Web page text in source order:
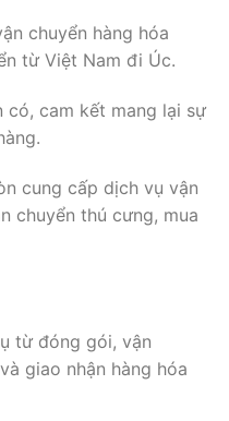
chuyển hàng hóa
từ Việt Nam đi Úc.
có, cam kết mang lại sự
cung cấp dịch vụ vận
chuyển thú cưng, mua
từ đóng gói, vận
giao nhận hàng hóa